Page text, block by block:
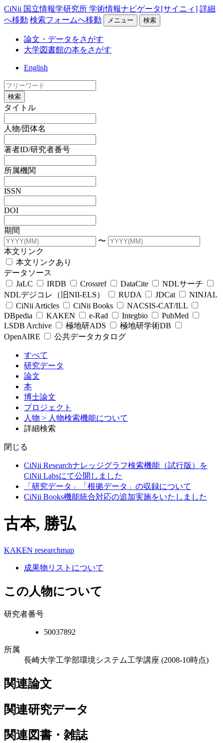
CiNii 国立情報学研究所 学術情報ナビゲータ[サイニィ] 詳細
へ移動 検索フォームへ移動 メニュー 検索
論文・データをさがす
大学図書館の本をさがす
English
検索
タイトル
人物/団体名
著者ID/研究者番号
所属機関
ISSN
DOI
期間
〜
本文リンク
本文リンクあり
データソース
JaLC
IRDB Crossref DataCite
NDLサーチ
NDLデジコレ（旧NII-ELS）
RUDA JDCat
NINJAL
CiNii Articles
CiNii Books
NACSIS-CAT/ILL
DBpedia
KAKEN e-Rad Integbio
PubMed
LSDB Archive
極地研ADS
極地研学術DB
OpenAIRE
公共データカタログ
すべて
研究データ
論文
本
博士論文
プロジェクト
人物 > 人物検索機能について
詳細検索
閉じる
CiNii Researchナレッジグラフ検索機能（試行版）を
CiNii Labsにて公開しました
「研究データ」「根拠データ」の収録について
CiNii Books機能統合対応の追加実施をいたしました
古本, 勝弘
KAKEN researchmap
成果物リストについて
この人物について
研究者番号
50037892
所属
長崎大学工学部環境システム工学講座 (2008-10時点)
関連論文
関連研究データ
関連図書・雑誌